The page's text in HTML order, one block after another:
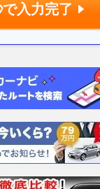
で入力完了